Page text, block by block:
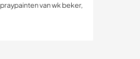
van wk beker,